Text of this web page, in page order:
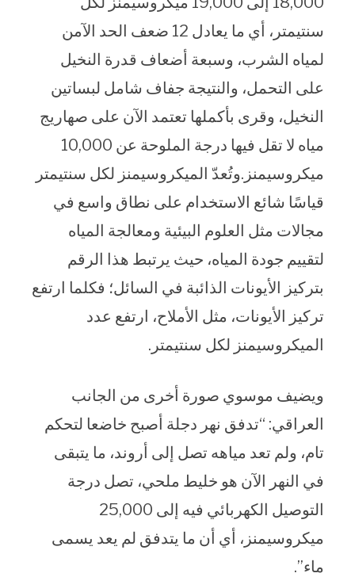
سنتيمتر، أي ما يعادل 12 ضعف الحد الآمن
لمياه الشرب، وسبعة أضعاف قدرة النخيل
على التحمل، والنتيجة جفاف شامل لبساتين
النخيل، وقرى بأكملها تعتمد الآن على صهاريج
مياه لا تقل فيها درجة الملوحة عن 10,000
ميكروسيمنز.وتُعدّ الميكروسيمنز لكل سنتيمتر
قياسًا شائع الاستخدام على نطاق واسع في
مجالات مثل العلوم البيئية ومعالجة المياه
لتقييم جودة المياه، حيث يرتبط هذا الرقم
بتركيز الأيونات الذائبة في السائل؛ فكلما ارتفع
تركيز الأيونات، مثل الأملاح، ارتفع عدد
الميكروسيمنز لكل سنتيمتر.
ويضيف موسوي صورة أخرى من الجانب
العراقي: “تدفق نهر دجلة أصبح خاضعا لتحكم
تام، ولم تعد مياهه تصل إلى أروند، ما يتبقى
في النهر الآن هو خليط ملحي، تصل درجة
التوصيل الكهربائي فيه إلى 25,000
ميكروسيمنز، أي أن ما يتدفق لم يعد يسمى
ماء”.